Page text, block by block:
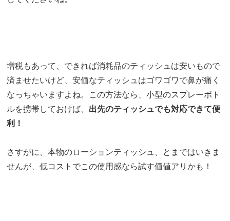
増税もあって、できれば消耗品のティッシュは安いもので
済ませたいけど、安価なティッシュはゴワゴワで鼻が痛く
なっちゃいますよね。この方法なら、小型のスプレーボト
ルを携帯しておけば、 出先のティッシュでも対応できて便
利！
さすがに、本物のローションティッシュ、とまではいきま
せんが、低コストでこの使用感なら試す価値アリかも！